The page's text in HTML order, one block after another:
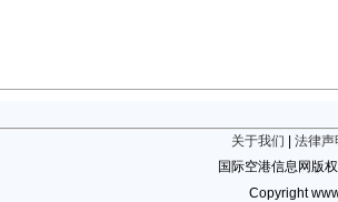
关于我们
法律声
国际空港信息网版
Copyright